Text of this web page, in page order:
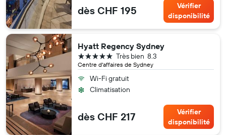
dès CHF 195
Vérifier
disponibilité
Hyatt Regency Sydney
Centre d'affaires de Sydney
8.3
Très bien
5 étoiles
Wi-Fi gratuit
Climatisation
dès CHF 217
Vérifier
disponibilité